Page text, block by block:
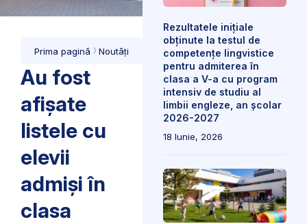
Prima pagină Noutăți
Au fost
afișate
listele cu
elevii
admiși în
clasa
Rezultatele inițiale
obținute la testul de
competențe lingvistice
pentru admiterea în
clasa a V-a cu program
intensiv de studiu al
limbii engleze, an școlar
2026-2027
18 Iunie, 2026